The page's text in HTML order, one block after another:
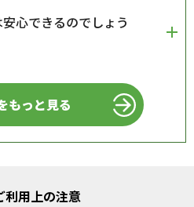
心できるのでしょう
もっと見る
利用上の注意